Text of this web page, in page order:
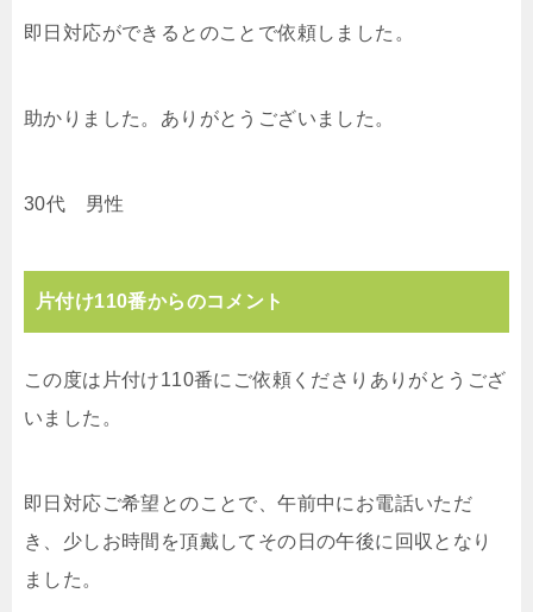
即日対応ができるとのことで依頼しました。
助かりました。ありがとうございました。
30代 男性
片付け110番からのコメント
この度は片付け110番にご依頼くださりありがとうござ
いました。
即日対応ご希望とのことで、午前中にお電話いただ
き、少しお時間を頂戴してその日の午後に回収となり
ました。